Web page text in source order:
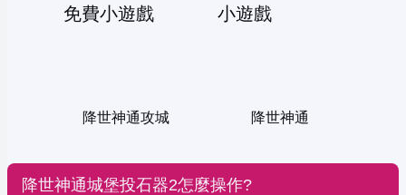
降世神通攻城 降世神通
降世神通城堡投石器2怎麼操作?